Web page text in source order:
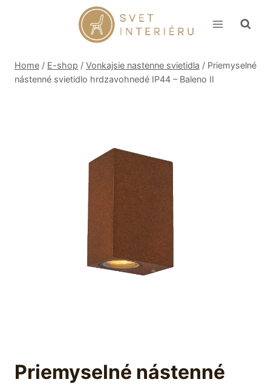
Home / E-shop / Vonkajsie nastenne svietidla / Priemyselné
nástenné svietidlo hrdzavohnedé IP44 – Baleno II
Priemyselné nástenné